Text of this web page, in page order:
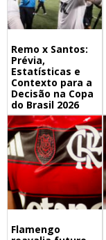
Remo x Santos:
Prévia,
Estatísticas e
Contexto para a
Decisão na Copa
do Brasil 2026
Flamengo